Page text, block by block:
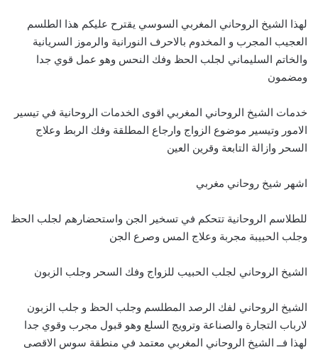
لهذا الشيخ الروحاني المغربي السوسي يقترح عليكم هذا الطلسم
العجيب المجرب و المخدوم بالاحرف النورانية والرموز السريانية
والخاتم السليماني لجلب الحظ وفك النحس وهو عمل قوي جدا
ومضمون
خدمات الشيخ الروحاني المغربي اقوى الخدمات الروحانية في تيسير
الامور وتيسير موضوع الزواج وارجاع المطلقة وفك الربط وعلاج
السحر وازالة التابعة وقرين العين
اشهر شيخ روحاني مغربي
للطلاسم الروحانية تتحكم في تسخير الجن واستحضارهم لجلب الحظ
وجلب الحبيبة مجربة وعلاج المس وصرع الجن
الشيخ الروحاني لجلب الحبيب للزواج وفك السحر وجلب الزبون
الشيخ الروحاني لفك الرصد المطلسم وجلب الحظ و جلب الزبون
لارباب التجارة والصناعة وترويج السلع وهو قبول مجرب وقوي جدا
لهذا فــ الشيخ الروحاني المغربي معتمد في منطقة سوس الاقصى